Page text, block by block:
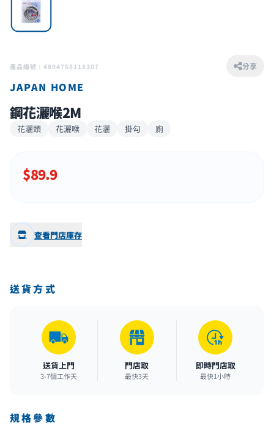
產品編號 : 4894768118307 分享
JAPAN HOME
鋼花灑喉2M
花灑頭 花灑喉 花灑 掛勾 廁
$89.9
查看門店庫存
送貨方式
送貨上門
3-7個工作天
門店取
最快3天
即時門店取
最快1小時
規格參數